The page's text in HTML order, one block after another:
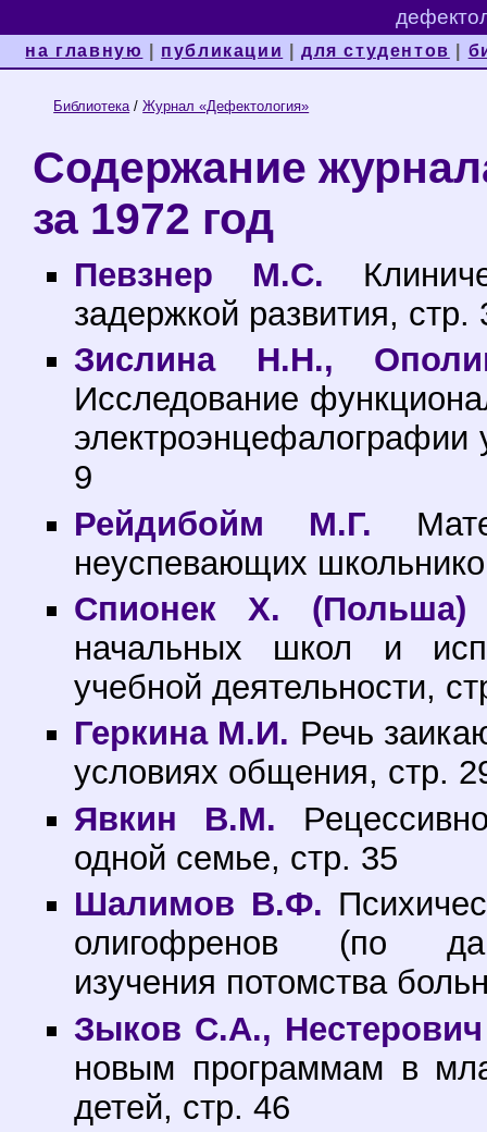
на главную публикации |для студентов
Библиотека/Журнал «Дефектология»
Содержание
за 1972 год
Певзнер М.С.
задержкой развития, стр.
Зислина Н.Н.,
Исследование
электроэнцефалографии
9
Рейдибойм М.Г.
неуспевающих
Спионек X. (Польша)
начальных школ и
учебной деятельности,
Геркина М.И. Речь
условиях общения, стр.
Явкин В.М.
одной семье, стр. 35
Шалимов В.Ф.
олигофренов (по
изучения потомства
Зыков С.А.,
новым программам в
детей, стр. 46